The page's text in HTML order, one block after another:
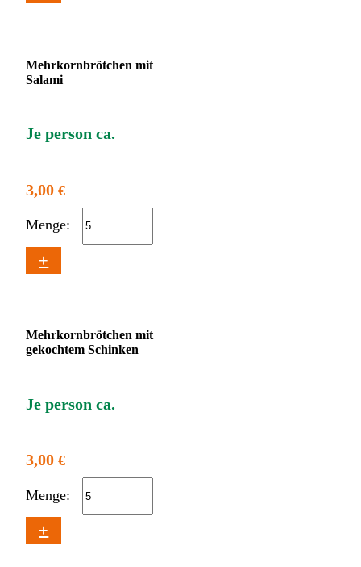
Mehrkornbrötchen mit
Salami
Je person ca.
3,00€
Menge:
+
Mehrkornbrötchen mit
gekochtem Schinken
Je person ca.
3,00€
Menge:
+